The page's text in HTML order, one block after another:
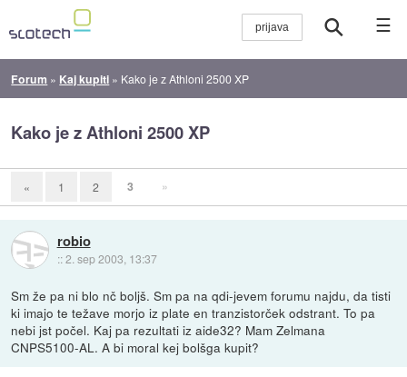
☰
Forum » Kaj kupiti » Kako je z Athloni 2500 XP
Kako je z Athloni 2500 XP
« 1 2 3 »
robio
::2. sep 2003, 13:37
Sm že pa ni blo nč boljš. Sm pa na qdi-jevem forumu najdu, da tisti
ki imajo te težave morjo iz plate en tranzistorček odstrant. To pa
nebi jst počel. Kaj pa rezultati iz aide32? Mam Zelmana
CNPS5100-AL. A bi moral kej bolšga kupit?